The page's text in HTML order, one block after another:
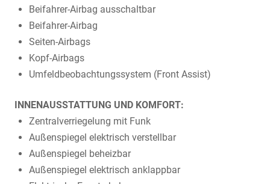
Beifahrer-Airbag ausschaltbar
Beifahrer-Airbag
Seiten-Airbags
Kopf-Airbags
Umfeldbeobachtungssystem (Front Assist)
INNENAUSSTATTUNG UND KOMFORT:
Zentralverriegelung mit Funk
Außenspiegel elektrisch verstellbar
Außenspiegel beheizbar
Außenspiegel elektrisch anklappbar